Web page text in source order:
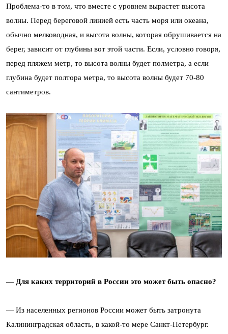
Проблема-то в том, что вместе с уровнем вырастет высота
волны. Перед береговой линией есть часть моря или океана,
обычно мелководная, и высота волны, которая обрушивается на
берег, зависит от глубины вот этой части. Если, условно говоря,
перед пляжем метр, то высота волны будет полметра, а если
глубина будет полтора метра, то высота волны будет 70-80
сантиметров.
— Для каких территорий в России это может быть опасно?
— Из населенных регионов России может быть затронута
Калининградская область, в какой-то мере Санкт-Петербург.